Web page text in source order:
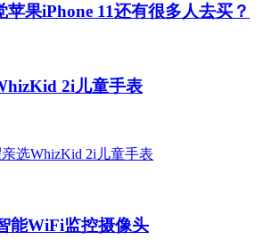
苹果iPhone 11还有很多人去买？
2i儿童手表
能WiFi监控摄像头